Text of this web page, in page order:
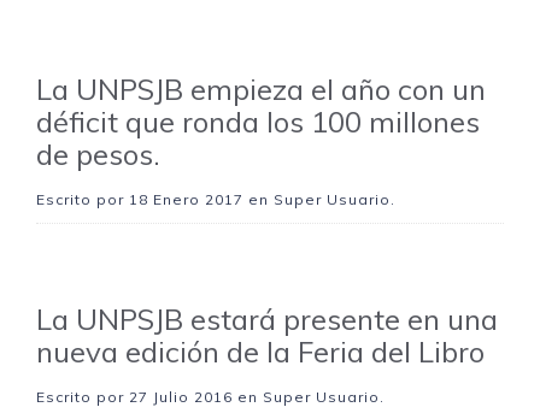
La UNPSJB empieza el año con un
déficit que ronda los 100 millones
de pesos.
Escrito por 18 Enero 2017 en Super Usuario.
La UNPSJB estará presente en una
nueva edición de la Feria del Libro
Escrito por 27 Julio 2016 en Super Usuario.